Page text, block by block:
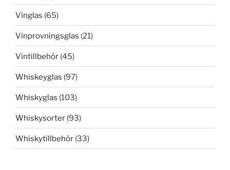
Vinglas (65)
Vinprovningsglas (21)
Vintillbehör (45)
Whiskeyglas (97)
Whiskyglas (103)
Whiskysorter (93)
Whiskytillbehör (33)